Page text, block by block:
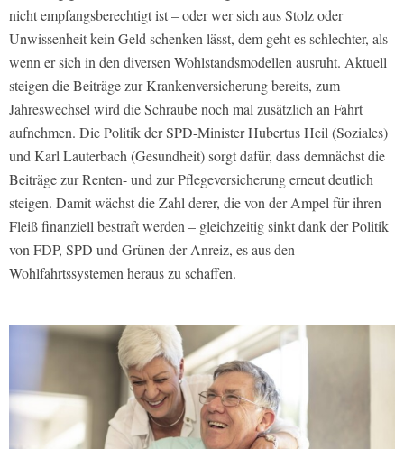
nicht empfangsberechtigt ist – oder wer sich aus Stolz oder
Unwissenheit kein Geld schenken lässt, dem geht es schlechter, als
wenn er sich in den diversen Wohlstandsmodellen ausruht. Aktuell
steigen die Beiträge zur Krankenversicherung bereits, zum
Jahreswechsel wird die Schraube noch mal zusätzlich an Fahrt
aufnehmen. Die Politik der SPD-Minister Hubertus Heil (Soziales)
und Karl Lauterbach (Gesundheit) sorgt dafür, dass demnächst die
Beiträge zur Renten- und zur Pflegeversicherung erneut deutlich
steigen. Damit wächst die Zahl derer, die von der Ampel für ihren
Fleiß finanziell bestraft werden – gleichzeitig sinkt dank der Politik
von FDP, SPD und Grünen der Anreiz, es aus den
Wohlfahrtssystemen heraus zu schaffen.